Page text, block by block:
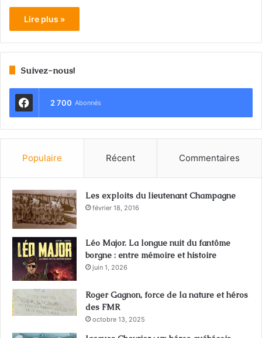
Lire plus »
Suivez-nous!
2 700 Abonnés
Populaire Récent Commentaires
Les exploits du lieutenant Champagne
février 18, 2016
Léo Major. La longue nuit du fantôme
borgne : entre mémoire et histoire
juin 1, 2026
Roger Gagnon, force de la nature et héros
des FMR
octobre 13, 2025